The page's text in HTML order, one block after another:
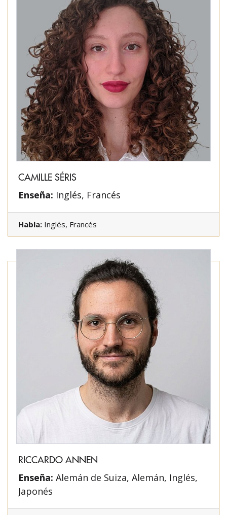
CAMILLE SÉRIS
Enseña: Inglés, Francés
Habla: Inglés, Francés
RICCARDO ANNEN
Enseña: Alemán de Suiza, Alemán, Inglés,
Japonés